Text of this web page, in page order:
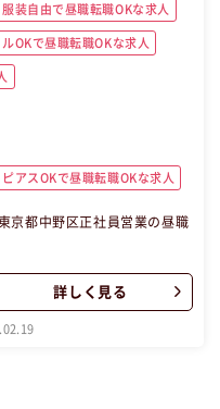
服装自由で昼職転職OKな求人
ルOKで昼職転職OKな求人
ピアスOKで昼職転職OKな求人
京都中野区正社員営業の昼職
詳しく見る